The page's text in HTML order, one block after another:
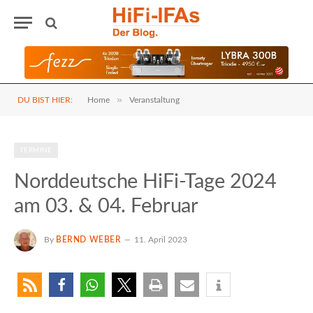
DU BIST HIER: Home » Veranstaltung
Norddeutsche HiFi-Tage 2024
am 03. & 04. Februar
By BERND WEBER 11. April 2023